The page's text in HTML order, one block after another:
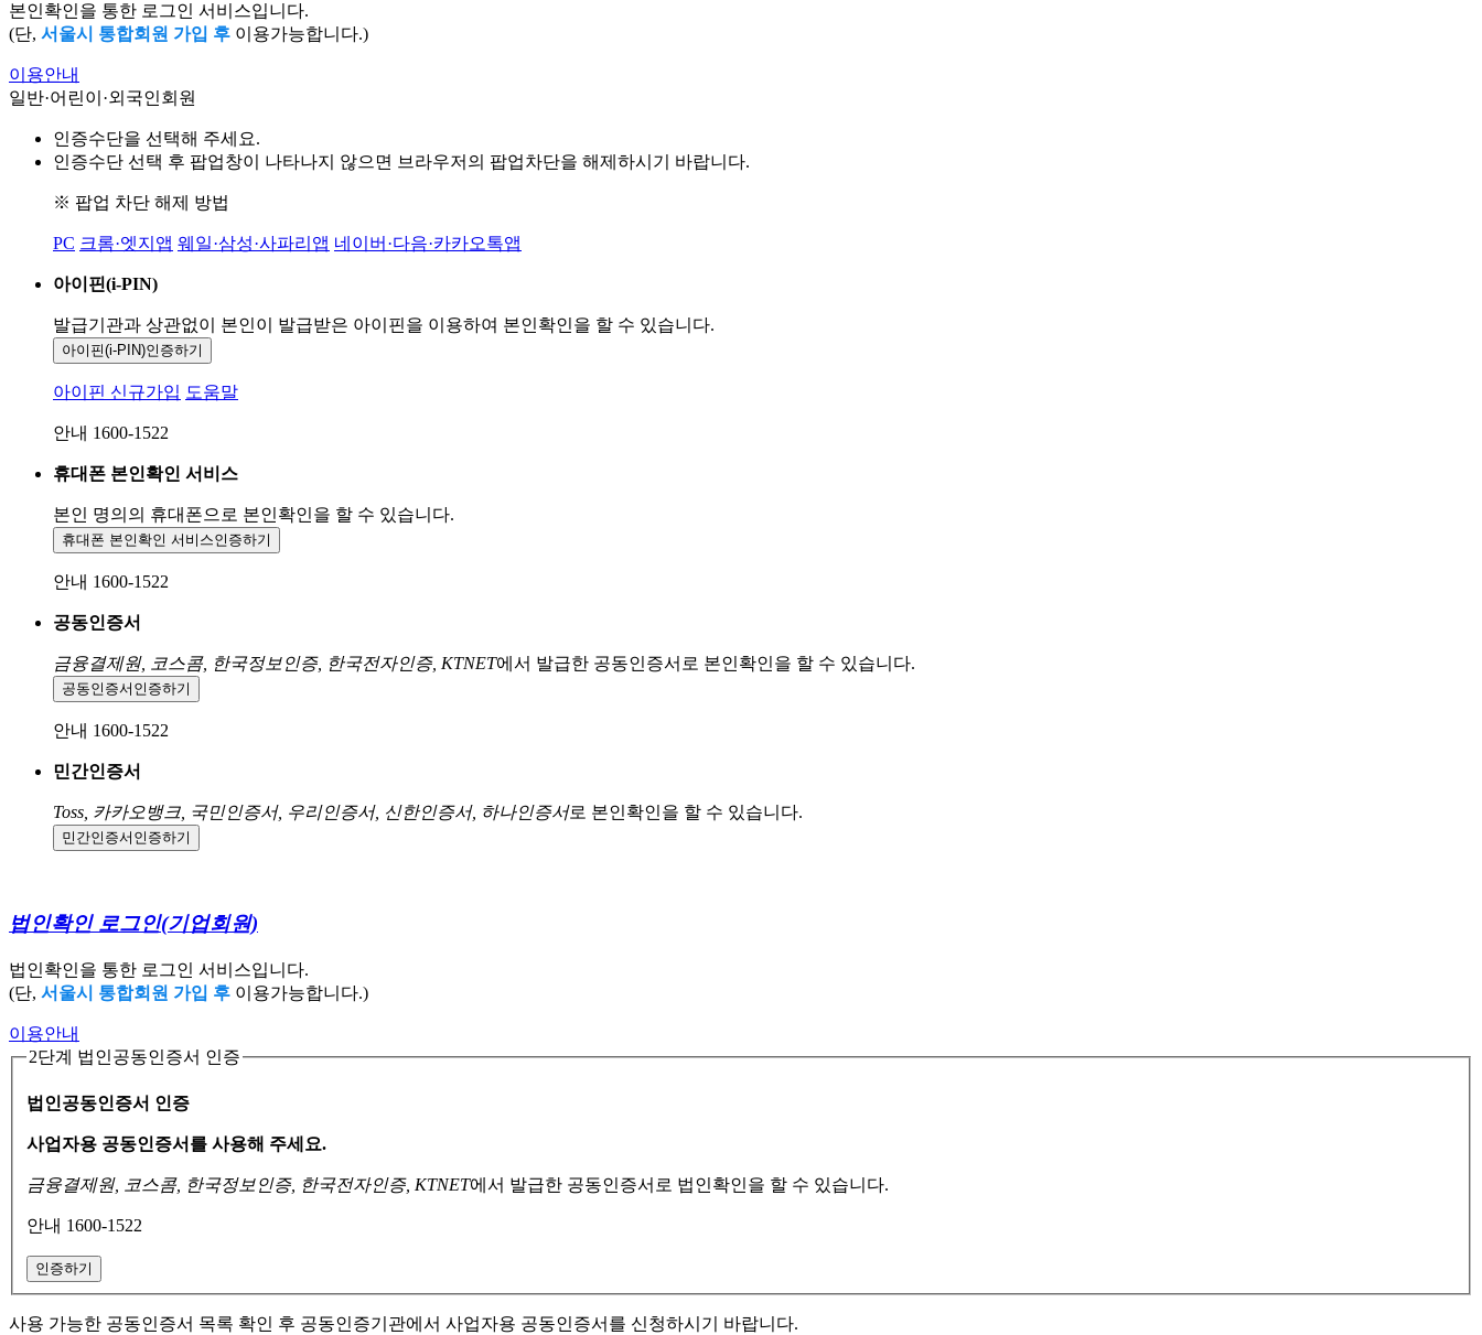
본인확인을 통한 로그인 서비스입니다.
(단, 서울시 통합회원 가입 후 이용가능합니다.)
이용안내
일반·어린이·외국인회원
인증수단을 선택해 주세요.
인증수단 선택 후 팝업창이 나타나지 않으면 브라우저의 팝업차단을 해제하시기 바랍니다.
※ 팝업 차단 해제 방법
PC 크롬·엣지앱 웨일·삼성·사파리앱 네이버·다음·카카오톡앱
아이핀(i-PIN)
발급기관과 상관없이 본인이 발급받은 아이핀을 이용하여 본인확인을 할 수 있습니다.
아이핀(i-PIN)인증하기
아이핀 신규가입 도움말
안내 1600-1522
휴대폰 본인확인 서비스
본인 명의의 휴대폰으로 본인확인을 할 수 있습니다.
휴대폰 본인확인 서비스인증하기
안내 1600-1522
공동인증서
금융결제원, 코스콤, 한국정보인증, 한국전자인증, KTNET에서 발급한 공동인증서로 본인확인을 할 수 있습니다.
공동인증서 인증하기
안내 1600-1522
민간인증서
Toss, 카카오뱅크, 국민인증서, 우리인증서, 신한인증서, 하나인증서로 본인확인을 할 수 있습니다.
민간인증서 인증하기
법인확인 로그인(기업회원)
법인확인을 통한 로그인 서비스입니다.
(단, 서울시 통합회원 가입 후 이용가능합니다.)
이용안내
2단계 법인공동인증서 인증
법인공동인증서 인증
사업자용 공동인증서를 사용해 주세요.
금융결제원, 코스콤, 한국정보인증, 한국전자인증, KTNET에서 발급한 공동인증서로 법인확인을 할 수 있습니다.
안내 1600-1522
인증하기
사용 가능한 공동인증서 목록 확인 후 공동인증기관에서 사업자용 공동인증서를 신청하시기 바랍니다.